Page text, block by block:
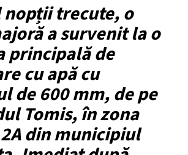
nopții trecute, o
a survenit la o
principală de
cu apă cu
de 600 mm, de pe
Tomis, în zona
din municipiul